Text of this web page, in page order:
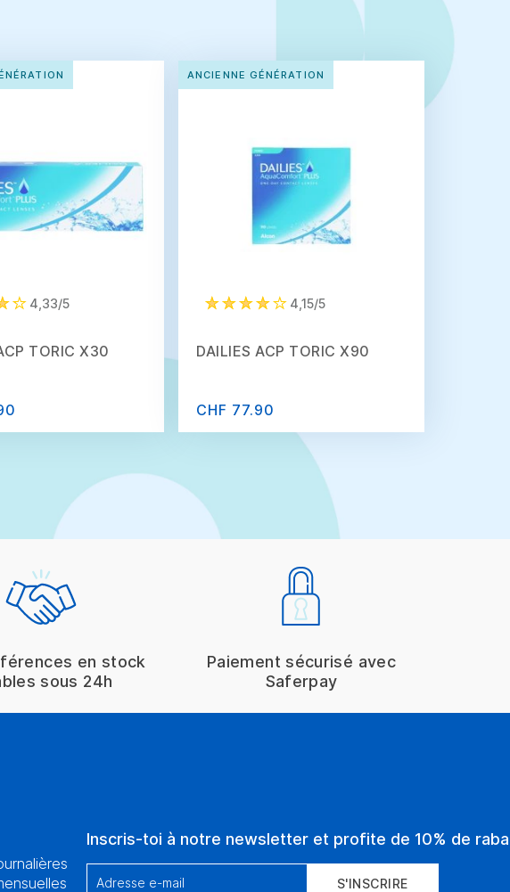
4,33/5
TORIC X30
ANCIENNE GÉNÉRATION
4,15/5
DAILIES ACP TORIC X90
CHF 77.90
en stock
sous 24h
Paiement sécurisé avec
Saferpay
Inscris-toi à notre newsletter et profite de 10% de
Adresse e-mail S'INSCRIRE